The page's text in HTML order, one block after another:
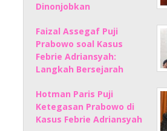
Dinonjobkan
Faizal Assegaf Puji
Prabowo soal Kasus
Febrie Adriansyah:
Langkah Bersejarah
Hotman Paris Puji
Ketegasan Prabowo di
Kasus Febrie Adriansyah